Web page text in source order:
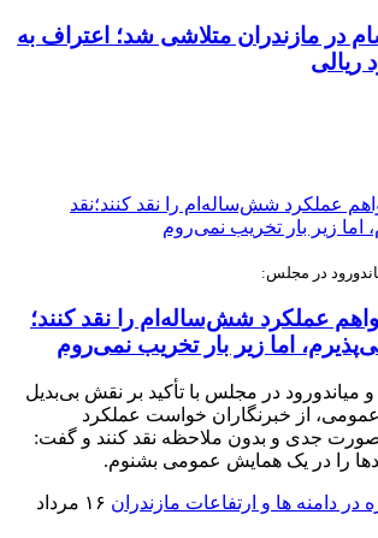
در مازندران متلاشی شد؛ اعتراف به
در مجلس:
عملکرد شش‌ساله‌ام را نقد کنند؛
اما زیر بار تخریب نمی‌روم
میاندورود در مجلس با تأکید بر نقش بی‌بدیل
از خبرنگاران خواست عملکرد
جدی و بدون ملاحظه نقد کنند و گفت:
را در یک همایش عمومی بشنوم.
۱۶ مرداد